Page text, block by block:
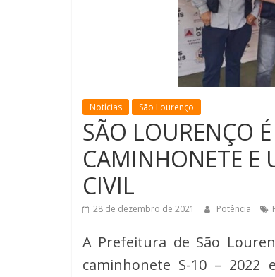
Notícias São Lourenço
SÃO LOURENÇO
CAMINHONETE E
CIVIL
28 de dezembro de 2021 Potência
A Prefeitura de São
caminhonete S-10 –